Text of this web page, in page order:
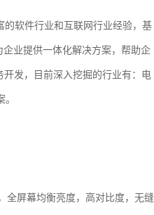
的软件行业和互联网行业经验，基
业提供一体化解决方案，帮助企
开发，目前深入挖掘的行业有：电
全屏幕均衡亮度，高对比度，无缝